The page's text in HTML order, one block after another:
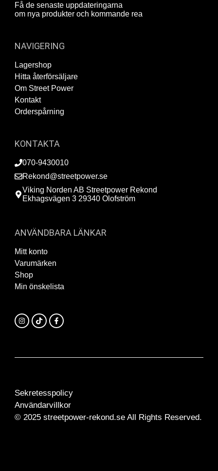
Få de senaste uppdateringarna
om nya produkter och kommande rea
NAVIGERING
Lagershop
Hitta återförsäljare
Om Street Power
Kontakt
Orderspårning
KONTAKTA
070-9430010
Rekond@streetpower.se
Viking Norden AB Streetpower Rekond
Ekhagsvägen 3 29340 Olofström
ANVÄNDBARA LÄNKAR
Mitt konto
Varumärken
Shop
Min önskelista
© 2025 streetpower-rekond.se All Rights Reserved.
Sekretesspolicy
Användarvillkor